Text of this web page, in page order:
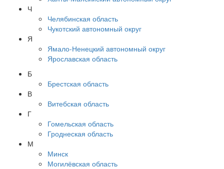
Ч
Челябинская область
Чукотский автономный округ
Я
Ямало-Ненецкий автономный округ
Ярославская область
Б
Брестская область
В
Витебская область
Г
Гомельская область
Гроднеская область
М
Минск
Могилёвская область